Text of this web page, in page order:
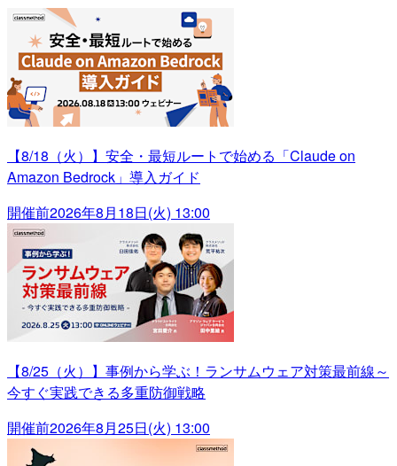
【8/18（火）】安全・最短ルートで始める「Claude on
Amazon Bedrock」導入ガイド
開催前2026年8月18日(火) 13:00
【8/25（火）】事例から学ぶ！ランサムウェア対策最前線～
今すぐ実践できる多重防御戦略
開催前2026年8月25日(火) 13:00